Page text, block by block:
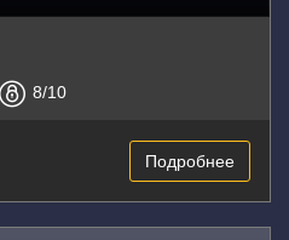
8/10
Подробнее